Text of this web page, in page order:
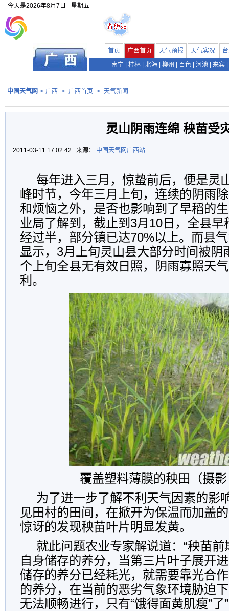
今天是2026年8月7日 星期五
首页 广西首页 天气预报 天气实况
南宁
桂林 北海 柳州 百色 河池 来宾
中国天气网 > 广西 > 广西首页 > 天气新闻
灵山阴雨连绵 秧苗受
2011-03-11 17:02:42 来源： 中国天气网广西站
每年进入三月，惊蛰前后，便是灵
峰时节，今年三月上旬，连续的阴雨
和烦恼之外，是否也影响到了早稻的
业局了解到，截止到3月10日，全县
经过半，部分镇已达70%以上。而县
显示，3月上旬灵山县大部分时间被阴
个上旬全县无有效日照，阴雨寡照天
利。
覆盖塑料薄膜的秧田（摄
为了进一步了解不利天气因素的影
见田村的田间，在掀开为保温而加盖
惊讶的发现秧苗叶片明显发黄。
就此问题农业专家解说道：“秧苗
自身储存的养分，当第三片叶子展开
储存的养分已经耗光，就需要靠光合
的养分，在当前的恶劣气象环境胁迫
无法顺畅进行，只有“饿得面黄肌瘦”了